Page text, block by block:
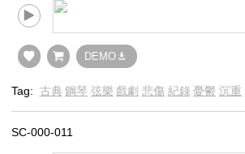
DEMO
Tag: 古典 鋼琴 弦樂 戲劇 悲傷 紀錄 憂鬱 沉重
SC-000-011